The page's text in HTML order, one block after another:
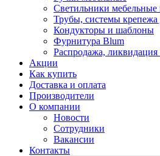
Светильники мебельные
Трубы, системы крепежа
Кондукторы и шаблоны
Фурнитура Blum
Распродажа, ликвидация
Акции
Как купить
Доставка и оплата
Производители
О компании
Новости
Сотрудники
Вакансии
Контакты